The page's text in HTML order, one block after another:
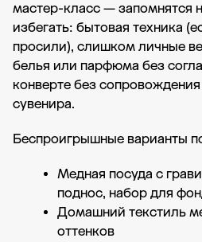
мастер-класс — запомнятся
избегать: бытовая техника
просили), слишком личные
белья или парфюма без
конверте без
сувенира.
Беспроигрышные варианты
Медная посуда с
поднос, набор для
Домашний текстиль
оттенков